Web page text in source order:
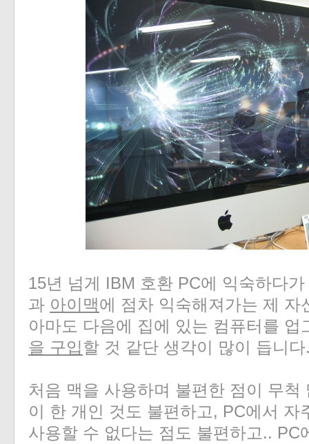
15년 넘게 IBM 호환 PC에 익숙하다
과 아이맥에 점차 익숙해져가는 제 자
아마도 다음에 집에 있는 컴퓨터를
을 구입할 것 같단 생각이 많이 듭니다
처음 맥을 사용하며 불편한 점이 무척
이 한 개인 것도 불편하고, PC에서 자
사용할 수 없다는 점도 불편하고.. PC
« »